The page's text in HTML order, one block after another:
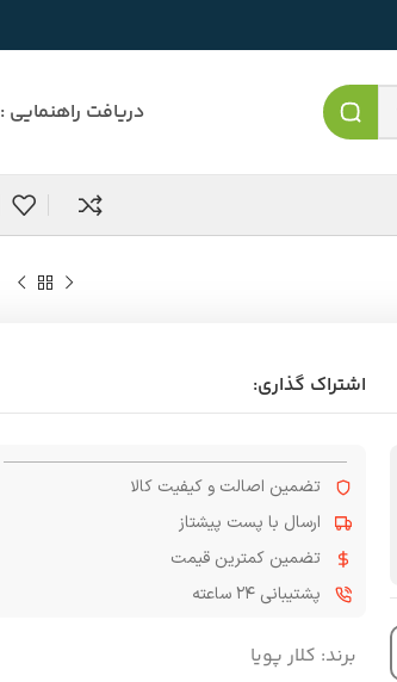
دریافت راهنمایی :
اشتراک گذاری:
تضمین اصالت و کیفیت کالا
ارسال با پست پیشتاز
تضمین کمترین قیمت
پشتیبانی ۲۴ ساعته
برند: کلار پویا